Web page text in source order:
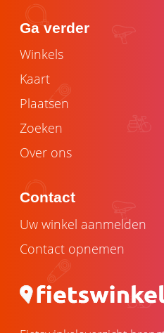
Ga verder
Winkels
Kaart
Plaatsen
Zoeken
Over ons
Contact
Uw winkel aanmelden
Contact opnemen